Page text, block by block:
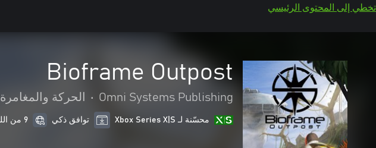
تخطي إلى المحتوى الرئيسي
Bioframe Outpost
Omni Systems Publishing
• الحركة والمغامرة
محسّنة لـ Xbox Series X|S توافق ذكي 9 من اللغات المدعمة